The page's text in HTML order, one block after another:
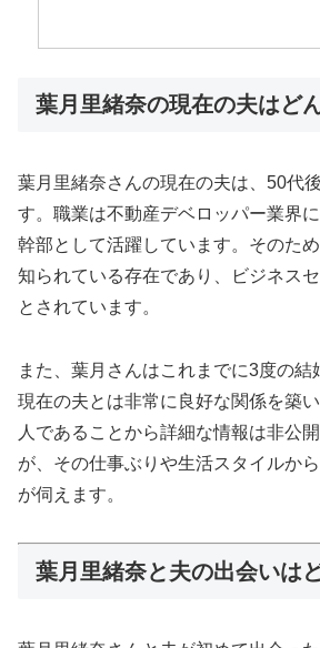
葉月里緒奈の現在の夫はど
葉月里緒奈さんの現在の夫は、50代
す。職業は不動産デベロッパー業界
幹部として活躍しています。そのた
知られている存在であり、ビジネス
とされています。
また、葉月さんはこれまでに3度の結
現在の夫とは非常に良好な関係を築
人であることから詳細な情報は非公
が、その仕事ぶりや生活スタイルか
が伺えます。
葉月里緒奈と夫の出会いは